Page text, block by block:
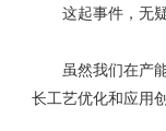
这起事件，无
虽然我们在产
长工艺优化和应用